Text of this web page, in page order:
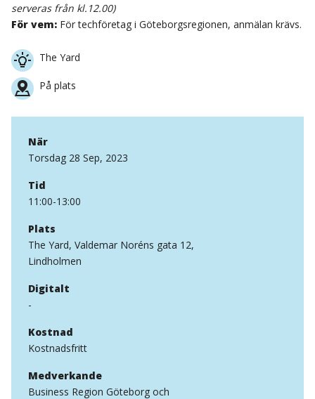
serveras från kl.12.00)
För vem: För techföretag i Göteborgsregionen, anmälan krävs.
The Yard
På plats
När
Torsdag 28 Sep, 2023
Tid
11:00-13:00
Plats
The Yard, Valdemar Noréns gata 12,
Lindholmen
Digitalt
-
Kostnad
Kostnadsfritt
Medverkande
Business Region Göteborg och